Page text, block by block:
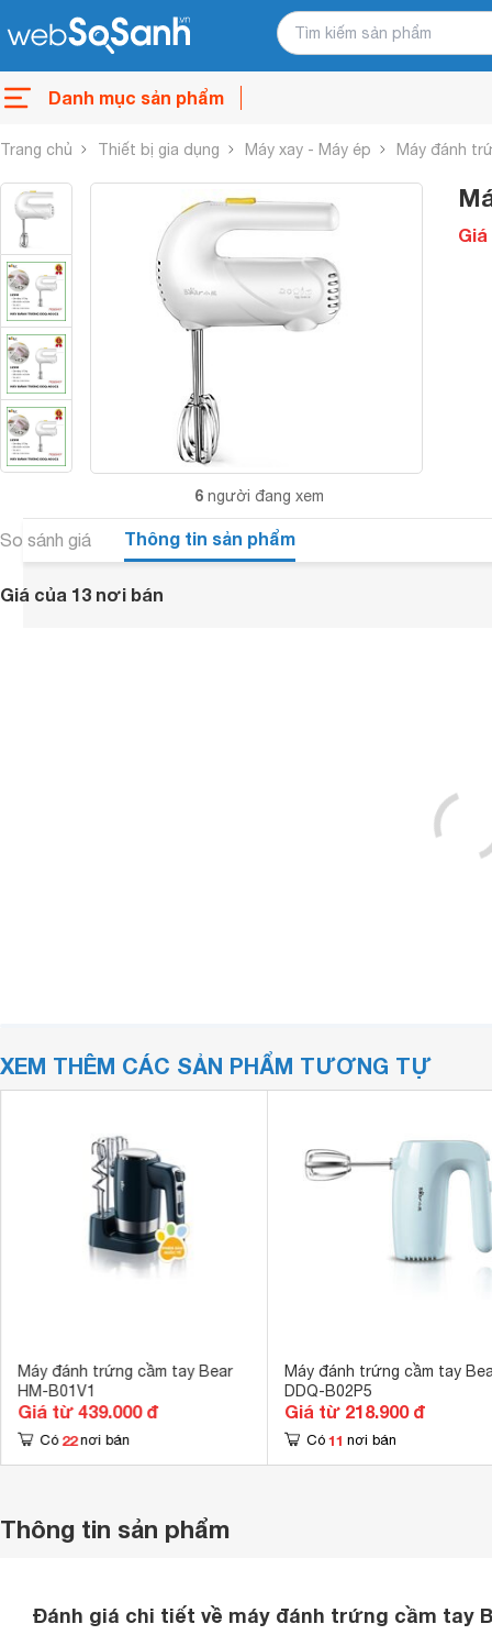
Danh mục sản phẩm
Trang chủ Thiết bị gia dụng Máy xay - Máy ép Máy đánh
6 người đang xem
So sánh giá Thông tin sản phẩm
Giá của 13 nơi bán
XEM THÊM CÁC SẢN PHẨM TƯƠNG TỰ
Máy đánh trứng cầm tay Bear
HM-B01V1
Giá từ 439.000 đ
Có 22 nơi bán
Máy đánh trứng cầm tay
DDQ-B02P5
Giá từ 218.900 đ
Có 11 nơi bán
Thông tin sản phẩm
Đánh giá chi tiết về máy đánh trứng cầm tay